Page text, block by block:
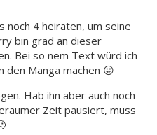
noch 4 heiraten, um seine
bin grad an dieser
Bei so nem Text würd ich
Manga machen 😛
Hab ihn aber auch noch
Zeit pausiert, muss